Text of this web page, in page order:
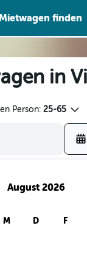
finden
in
Person: 25-65
August 2026
M D F